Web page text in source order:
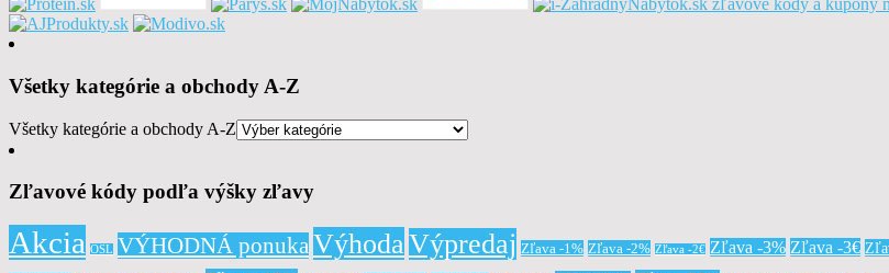
Všetky kategórie a obchody A-Z
Všetky kategórie a obchody A-Z
Zľavové kódy podľa výšky zľavy
Akcia OSL VÝHODNÁ ponukaVýhodaVýpredaj Zľava -1% Zľava -2% Zľava -2€ Zľava -3% Zľava -3€